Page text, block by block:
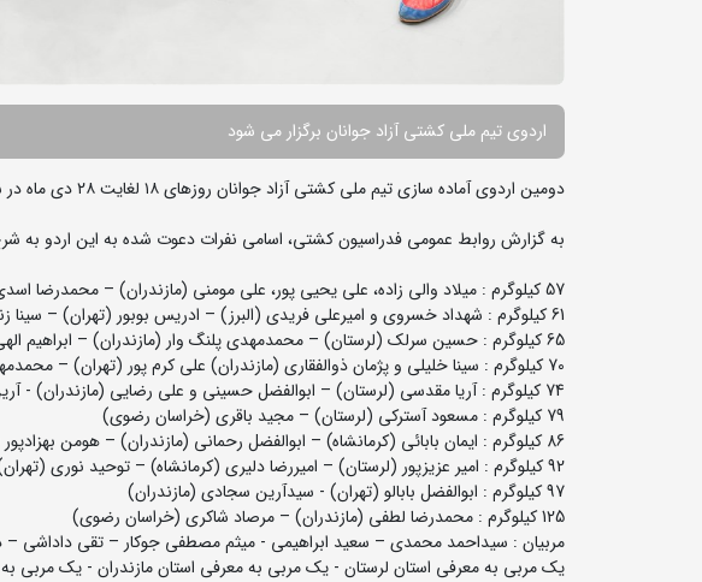
اردوی تیم ملی کشتی آزاد جوانان برگزار می شود
دومین اردوی آماده سازی تیم ملی کشتی آزاد جوانان روزهای ۱۸ لغایت ۲۸ دی ماه در شهر رامسر برگزار می شود.
به گزارش روابط عمومی فدراسیون کشتی، اسامی نفرات دعوت شده به این اردو به
57 کیلوگرم : میلاد والی زاده، علی یحیی پور، علی مومنی (مازندران) – محمدرضا اسدی (تهران)
61 کیلوگرم : شهداد خسروی و امیرعلی فریدی (البرز) – ادریس بوبور (تهران) – سینا زندی (همدان)
65 کیلوگرم : حسین سرلک (لرستان) – محمدمهدی پلنگ وار (مازندران) – ابراهیم الهی (مازندران) - سجاد پیردایه (لرستان)
70 کیلوگرم : سینا خلیلی و پژمان ذوالفقاری (مازندران) علی کرم پور (تهران) – محمدمهدی ممیوند (لرستان)
74 کیلوگرم : آریا مقدسی (لرستان) – ابوالفضل حسینی و علی رضایی (مازندران) - آرین مرادی (کرمانشاه)
79 کیلوگرم : مسعود آسترکی (لرستان) – مجید باقری (خراسان رضوی)
86 کیلوگرم : ایمان بابائی (کرمانشاه) – ابوالفضل رحمانی (مازندران) – هومن بهزادپور (لرستان)
92 کیلوگرم : امیر عزیزپور (لرستان) – امیررضا دلیری (کرمانشاه) – توحید نوری (تهران) - ابوالفضل رضایی (مازندران)
97 کیلوگرم : ابوالفضل بابالو (تهران) - سیدآرین سجادی (مازندران)
125 کیلوگرم : محمدرضا لطفی (مازندران) – مرصاد شاکری (خراسان رضوی)
مربیان : سیداحمد محمدی – سعید ابراهیمی - میثم مصطفی جوکار – تقی داداشی
یک مربی به معرفی استان لرستان - یک مربی به معرفی استان مازندران - یک مربی به